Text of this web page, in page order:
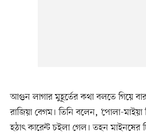
আগুন লাগার মুহূর্তের কথা বলতে গিয়ে
রাজিয়া বেগম। তিনি বলেন, ‘পোলা-মাইয়া
হঠাৎ কারেন্ট চইলা গেল। তহন মাইনষের